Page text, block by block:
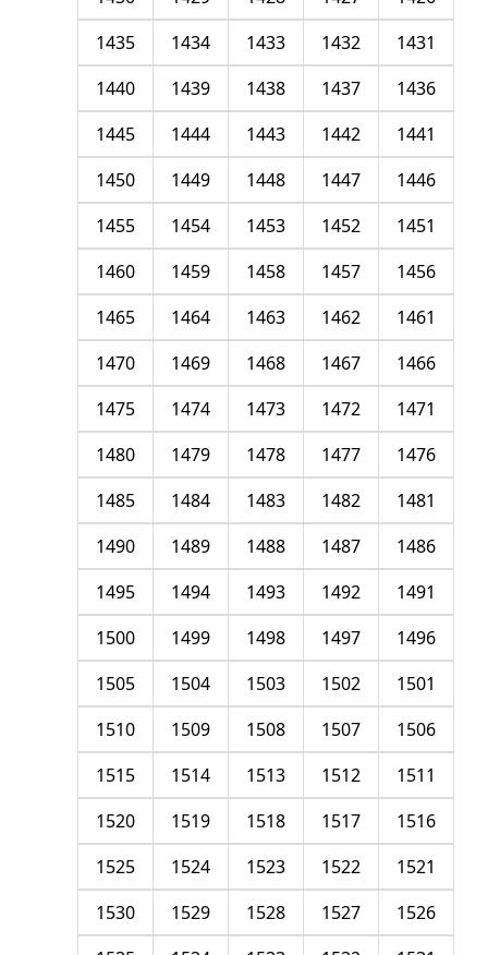
1431
1432
1433
1434
1435
1436
1437
1438
1439
1440
1441
1442
1443
1444
1445
1446
1447
1448
1449
1450
1451
1452
1453
1454
1455
1456
1457
1458
1459
1460
1461
1462
1463
1464
1465
1466
1467
1468
1469
1470
1471
1472
1473
1474
1475
1476
1477
1478
1479
1480
1481
1482
1483
1484
1485
1486
1487
1488
1489
1490
1491
1492
1493
1494
1495
1496
1497
1498
1499
1500
1501
1502
1503
1504
1505
1506
1507
1508
1509
1510
1511
1512
1513
1514
1515
1516
1517
1518
1519
1520
1521
1522
1523
1524
1525
1526
1527
1528
1529
1530